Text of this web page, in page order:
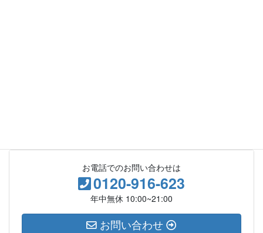
お電話でのお問い合わせは
0120-916-623
年中無休 10:00~21:00
お問い合わせ